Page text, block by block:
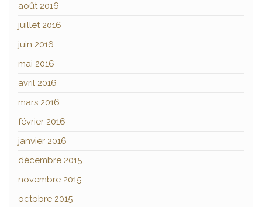
août 2016
juillet 2016
juin 2016
mai 2016
avril 2016
mars 2016
février 2016
janvier 2016
décembre 2015
novembre 2015
octobre 2015